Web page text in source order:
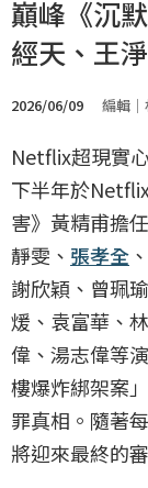
巔峰《沉
經天、王
2026/06/09 編輯
Netflix超現實
下半年於
害》黃精甫擔
靜雯、 張孝全
謝欣穎、曾珮
煖、袁富華、
偉、湯志偉等
樓爆炸綁架案
罪真相。隨著
將迎來最終的